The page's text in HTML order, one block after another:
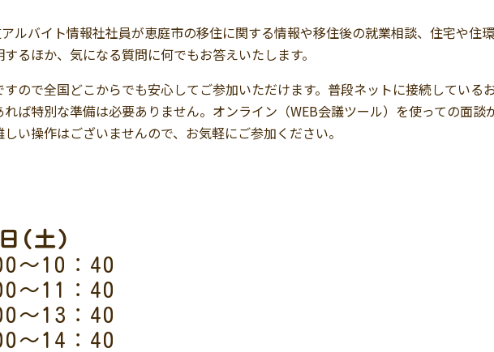
ルバイト情報社社員が恵庭市の移住に関する情報や移住後の就業相談、住宅や住
るほか、気になる質問に何でもお答えいたします。
ので全国どこからでも安心してご参加いただけます。普段ネットに接続している
ば特別な準備は必要ありません。オンライン（WEB会議ツール）を使っての面談
い操作はございませんので、お気軽にご参加ください。
(土)
～10：40
～11：40
～13：40
～14：40